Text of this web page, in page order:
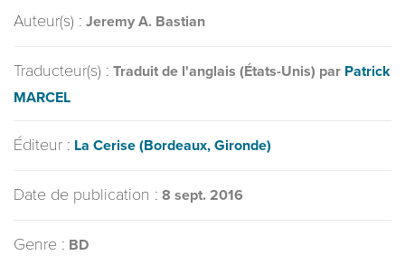
Auteur(s) : Jeremy A. Bastian
Traducteur(s) : Traduit de l'anglais (États-Unis) par Patrick
MARCEL
Éditeur : La Cerise (Bordeaux, Gironde)
Date de publication : 8 sept. 2016
Genre : BD